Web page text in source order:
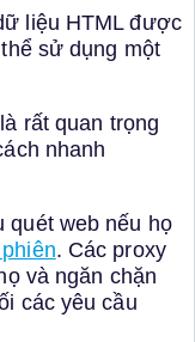
liệu HTML được
sử dụng một
rất quan trọng
nhanh
quét web nếu họ
. Các proxy
và ngăn chặn
các yêu cầu